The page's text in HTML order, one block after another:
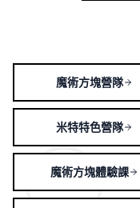
魔術方塊營隊
米特特色營隊
魔術方塊體驗課